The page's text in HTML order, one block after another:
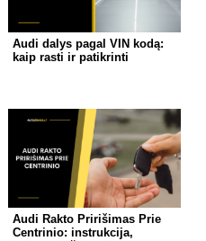
Audi dalys pagal VIN kodą:
kaip rasti ir patikrinti
Audi Rakto Pririšimas Prie
Centrinio: instrukcija,